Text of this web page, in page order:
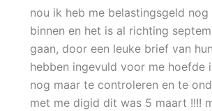
nou ik heb me belastingsgeld nog
binnen en het is al richting
gaan, door een leuke brief van
hebben ingevuld voor me hoefde
nog maar te controleren en te
met me digid dit was 5 maart !!!!